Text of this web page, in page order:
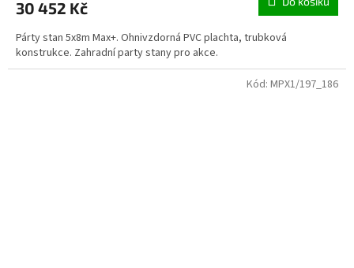
30 452 Kč
Párty stan 5x8m Max+. Ohnivzdorná PVC plachta, trubková
konstrukce. Zahradní party stany pro akce.
Kód: MPX1/197_186